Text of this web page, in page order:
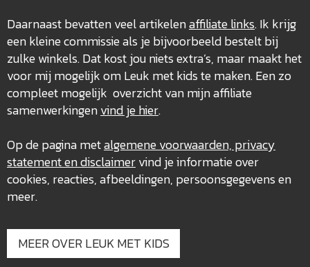
Daarnaast bevatten veel artikelenaffiliate links. Ik krijg
een kleine commissie als je bijvoorbeeld bestelt bij
zulke winkels. Dat kost jou niets extra’s, maar maakt het
voor mij mogelijk om Leuk met kids te maken. Een zo
compleet mogelijk overzicht van mijn affiliate
samenwerkingenvind je hier.
Op de pagina metalgemene voorwaarden, privacy
statement en disclaimervind je informatie over
cookies, reacties, afbeeldingen, persoonsgegevens en
meer.
MEER OVER LEUK MET KIDS